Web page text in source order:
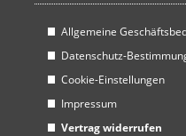
Allgemeine
Datenschutz-
Cookie-Einstellungen
Impressum
Vertrag widerrufen